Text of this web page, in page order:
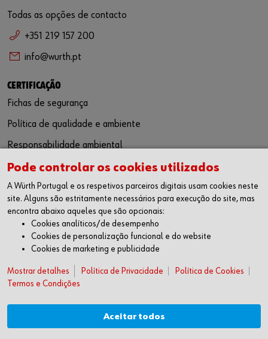
Todas as opções de contacto
+351 219 157 200
info@wurth.pt
CERTIFICAÇÃO
Fichas de segurança
Política de qualidade e ambiente
Responsabilidade ambiental
SIGA-NOS
Facebook
Instagram
LinkedIn
Youtube
WÜRTH APP
Google Android
Apple iOS
SUGESTÕES
Pode controlar os cookies utilizados
A Würth Portugal e os respetivos parceiros digitais usam cookies neste
site. Alguns são estritamente necessários para execução do site, mas
encontra abaixo aqueles que são opcionais:
Cookies analíticos/de desempenho
Cookies de personalização funcional e do website
Cookies de marketing e publicidade
Mostrar detalhes Política de Privacidade
Política de Cookies
Termos e Condições
Aceitar todos